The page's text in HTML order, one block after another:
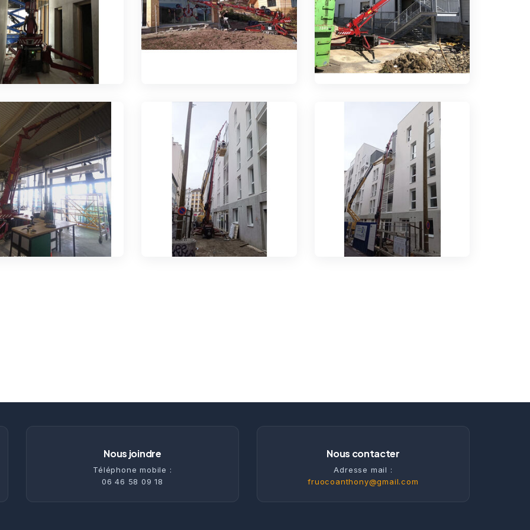
Nous joindre
Téléphone mobile :
06 46 58 09 18
Nous contacter
Adresse mail :
fruocoanthony@gmail.com